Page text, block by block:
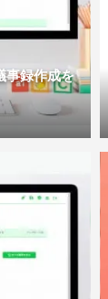
事録作成を